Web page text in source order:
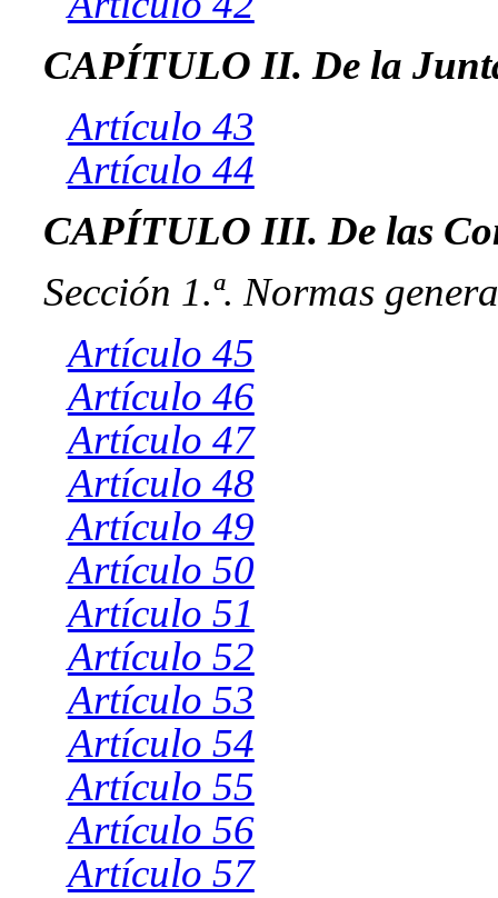
CAPÍTULO II. De la
Artículo 43
Artículo 44
CAPÍTULO III. De las
Sección 1.ª. Normas
Artículo 45
Artículo 46
Artículo 47
Artículo 48
Artículo 49
Artículo 50
Artículo 51
Artículo 52
Artículo 53
Artículo 54
Artículo 55
Artículo 56
Artículo 57